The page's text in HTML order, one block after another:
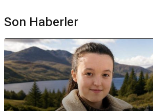
Son Haberler